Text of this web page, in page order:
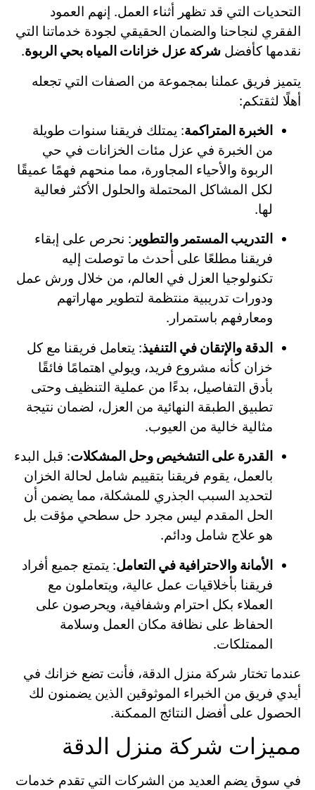
التحديات التي قد تظهر أثناء العمل. إنهم العمود
الفقري لنجاحنا والضمان الحقيقي لجودة خدماتنا التي
نقدمها كأفضل شركة عزل خزانات المياه بحي الربوة.
يتميز فريق عملنا بمجموعة من الصفات التي تجعله
أهلًا لثقتكم:
الخبرة المتراكمة: يمتلك فريقنا سنوات طويلة
من الخبرة في عزل مئات الخزانات في حي
الربوة والأحياء المجاورة، مما منحهم فهمًا عميقًا
لكل المشاكل المحتملة والحلول الأكثر فعالية
لها.
التدريب المستمر والتطوير : نحرص على إبقاء
فريقنا مطلعًا على أحدث ما توصلت إليه
تكنولوجيا العزل في العالم، من خلال ورش عمل
ودورات تدريبية منتظمة لتطوير مهاراتهم
ومعارفهم باستمرار.
الدقة والإتقان في التنفيذ: يتعامل فريقنا مع كل
خزان كأنه مشروع فريد، ويولي اهتمامًا فائقًا
بأدق التفاصيل، بدءًا من عملية التنظيف وحتى
تطبيق الطبقة النهائية من العزل، لضمان نتيجة
مثالية خالية من العيوب.
القدرة على التشخيص وحل المشكلات: قبل البدء
بالعمل، يقوم فريقنا بتقييم شامل لحالة الخزان
لتحديد السبب الجذري للمشكلة، مما يضمن أن
الحل المقدم ليس مجرد حل سطحي مؤقت بل
هو علاج شامل ودائم.
الأمانة والاحترافية في التعامل: يتمتع جميع أفراد
فريقنا بأخلاقيات عمل عالية، ويتعاملون مع
العملاء بكل احترام وشفافية، ويحرصون على
الحفاظ على نظافة مكان العمل وسلامة
الممتلكات.
عندما تختار شركة منزل الدقة، فأنت تضع خزانك في
أيدي فريق من الخبراء الموثوقين الذين يضمنون لك
الحصول على أفضل النتائج الممكنة.
مميزات شركة منزل الدقة
في سوق يضم العديد من الشركات التي تقدم خدمات